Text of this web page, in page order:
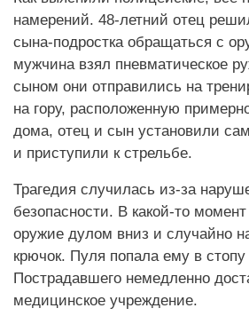
намерений. 48-летний отец
сына-подростка обращаться с
мужчина взял пневматическое
сыном они отправились на
на гору, расположенную
дома, отец и сын установили
и приступили к стрельбе.
Трагедия случилась из-за
безопасности. В какой-то
оружие дулом вниз и случайно
крючок. Пуля попала ему в стопу
Пострадавшего немедленно
медицинское учреждение.